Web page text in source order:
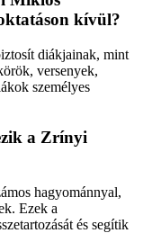
kívül?
diákjainak, mint
versenyek,
személyes
a Zrínyi
hagyománnyal,
Ezek a
és segítik